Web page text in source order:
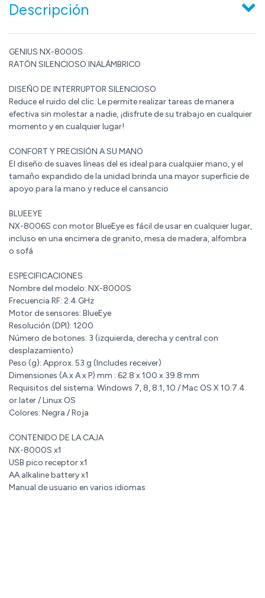
Descripción
GENIUS NX-8000S
RATÓN SILENCIOSO INALÁMBRICO
DISEÑO DE INTERRUPTOR SILENCIOSO
Reduce el ruido del clic. Le permite realizar tareas de manera
efectiva sin molestar a nadie, ¡disfrute de su trabajo en cualquier
momento y en cualquier lugar!
CONFORT Y PRECISIÓN A SU MANO
El diseño de suaves líneas del es ideal para cualquier mano, y el
tamaño expandido de la unidad brinda una mayor superficie de
apoyo para la mano y reduce el cansancio
BLUEEYE
NX-8006S con motor BlueEye es fácil de usar en cualquier lugar,
incluso en una encimera de granito, mesa de madera, alfombra
o sofá
ESPECIFICACIONES
Nombre del modelo: NX-8000S
Frecuencia RF: 2.4 GHz
Motor de sensores: BlueEye
Resolución (DPI): 1200
Número de botones: 3 (izquierda, derecha y central con
desplazamiento)
Peso (g): Approx. 53 g (Includes receiver)
Dimensiones (A x A x P) mm : 62.8 x 100 x 39.8 mm
Requisitos del sistema: Windows 7, 8, 8.1, 10 / Mac OS X 10.7.4
or later / Linux OS
Colores: Negra / Roja
CONTENIDO DE LA CAJA
NX-8000S x1
USB pico receptor x1
AA alkaline battery x1
Manual de usuario en varios idiomas